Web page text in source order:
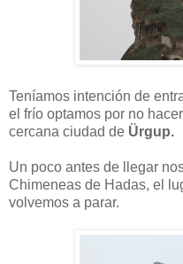
Teníamos intención de
el frío optamos por no
cercana ciudad de Ürgup.
Un poco antes de llegar
Chimeneas de Hadas, el
volvemos a parar.